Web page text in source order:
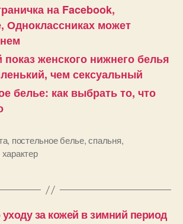
на Facebook,
Одноклассниках может
показ женского нижнего белья
чем сексуальный
белье: как выбрать то, что
, постельное белье,спальня,
характер
за кожей в зимний период